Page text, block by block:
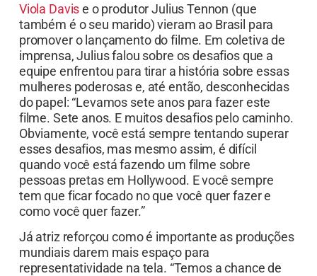
Viola Davise o produtor Julius Tennon (que
também é o seu marido) vieram ao Brasil para
promover o lançamento do filme. Em coletiva de
imprensa, Julius falou sobre os desafios que a
equipe enfrentou para tirar a história sobre essas
mulheres poderosas e, até então, desconhecidas
do papel: “Levamos sete anos para fazer este
filme. Sete anos. E muitos desafios pelo caminho.
Obviamente, você está sempre tentando superar
esses desafios, mas mesmo assim, é difícil
quando você está fazendo um filme sobre
pessoas pretas em Hollywood. E você sempre
tem que ficar focado no que você quer fazer e
como você quer fazer.”
Já atriz reforçou como é importante as produções
mundiais darem mais espaço para
representatividade na tela. “Temos a chance de